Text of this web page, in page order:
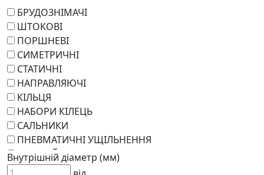
БРУДОЗНІМАЧІ
ШТОКОВІ
ПОРШНЕВІ
СИМЕТРИЧНІ
СТАТИЧНІ
НАПРАВЛЯЮЧІ
КІЛЬЦЯ
НАБОРИ КІЛЕЦЬ
САЛЬНИКИ
ПНЕВМАТИЧНІ УЩІЛЬНЕННЯ
РОТАЦІЙНІ
РЕМКОМПЛЕКТИ
Внутрішній діаметр (мм)